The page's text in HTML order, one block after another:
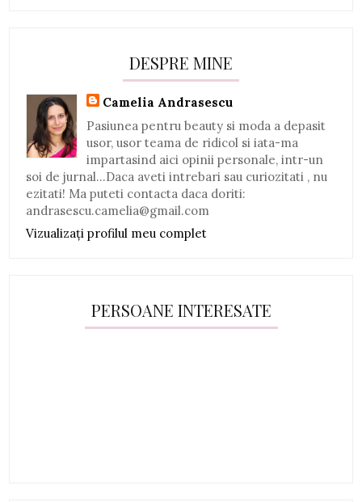
DESPRE MINE
Camelia Andrasescu
Pasiunea pentru beauty si moda a depasit
usor, usor teama de ridicol si iata-ma
impartasind aici opinii personale, intr-un
soi de jurnal...Daca aveti intrebari sau curiozitati , nu
ezitati! Ma puteti contacta daca doriti:
andrasescu.camelia@gmail.com
Vizualizați profilul meu complet
PERSOANE INTERESATE